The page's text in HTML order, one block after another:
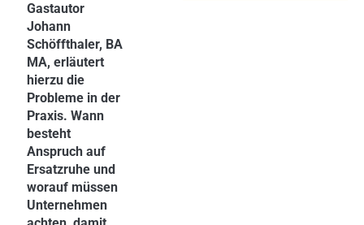
Gastautor
Johann
Schöffthaler, BA
MA, erläutert
hierzu die
Probleme in der
Praxis. Wann
besteht
Anspruch auf
Ersatzruhe und
worauf müssen
Unternehmen